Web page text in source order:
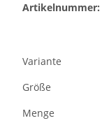
Artikelnummer:
Variante
Größe
Menge